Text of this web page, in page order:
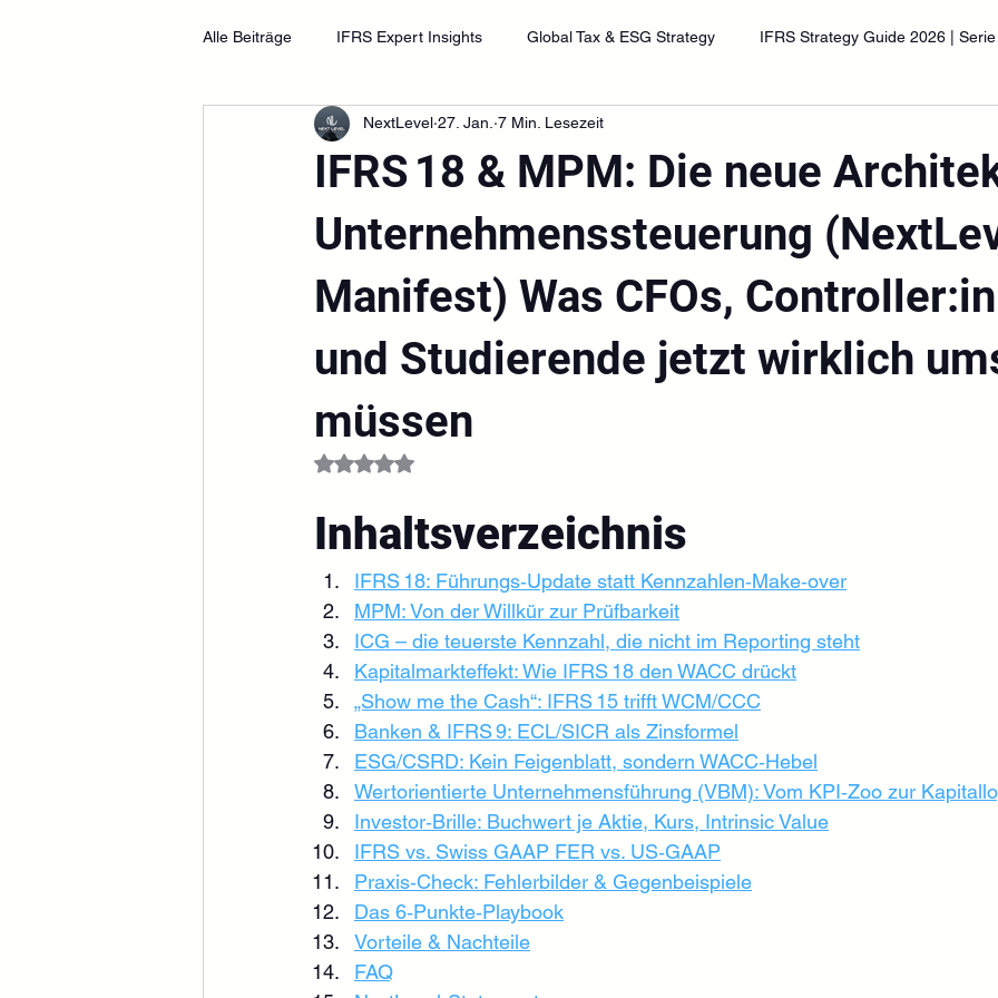
Alle Beiträge IFRS Expert Insights Global Tax & ESG Strategy IFRS Strategy Guide 2026 | Serie
IFRS Master Strategy (12 Teile)
IFRS 18 & MPM: Die neue
Unternehmenssteuerung
Manifest) Was CFOs,
und Studierende jetzt wirklich
müssen
NextLevel 27. Jan. 7 Min. Lesezeit
Mit NaN von 5 Sternen bewertet.
Inhaltsverzeichnis
IFRS 18: Führungs‑Update statt Kennzahlen‑Make‑over
MPM: Von der Willkür zur Prüfbarkeit
ICG – die teuerste Kennzahl, die nicht im Reporting steht
Kapitalmarkteffekt: Wie IFRS 18 den WACC drückt
„Show me the Cash“: IFRS 15 trifft WCM/CCC
Banken & IFRS 9: ECL/SICR als Zinsformel
ESG/CSRD: Kein Feigenblatt, sondern WACC‑Hebel
Wertorientierte Unternehmensführung (VBM): Vom KPI‑Zoo zur
Investor‑Brille: Buchwert je Aktie, Kurs, Intrinsic Value
IFRS vs. Swiss GAAP FER vs. US‑GAAP
Praxis‑Check: Fehlerbilder & Gegenbeispiele
Das 6‑Punkte‑Playbook
Vorteile & Nachteile
FAQ